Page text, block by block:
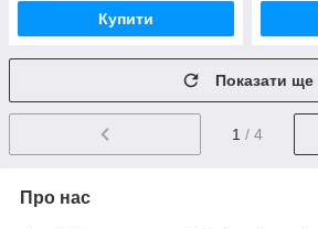
Купити
Показати ще
1 / 4
Про нас